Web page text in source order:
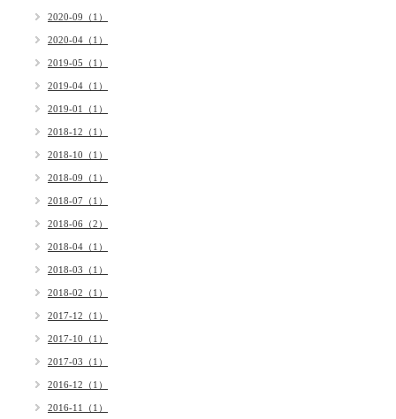
2020-09（1）
2020-04（1）
2019-05（1）
2019-04（1）
2019-01（1）
2018-12（1）
2018-10（1）
2018-09（1）
2018-07（1）
2018-06（2）
2018-04（1）
2018-03（1）
2018-02（1）
2017-12（1）
2017-10（1）
2017-03（1）
2016-12（1）
2016-11（1）